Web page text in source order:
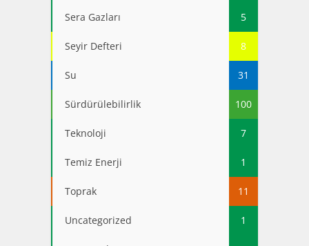
Sera Gazları 5
Seyir Defteri 8
Su 31
Sürdürülebilirlik 100
Teknoloji 7
Temiz Enerji 1
Toprak 11
Uncategorized 1